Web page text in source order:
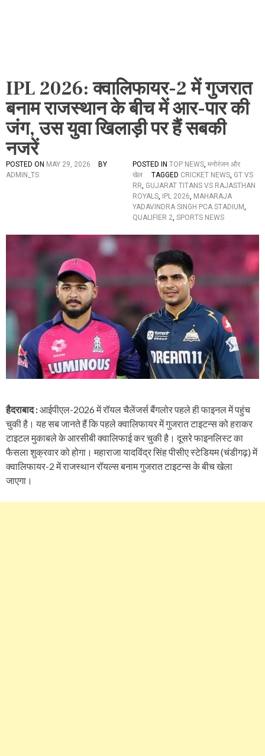
IPL 2026: क्वालिफायर-2 में गुजरात
बनाम राजस्थान के बीच में आर-पार की
जंग, उस युवा खिलाड़ी पर हैं सबकी
नजरें
POSTED ON MAY 29, 2026
BY
ADMIN_TS
POSTED IN TOP NEWS, मनोरंजन और
खेल
TAGGED CRICKET NEWS, GT VS
RR, GUJARAT TITANS VS RAJASTHAN
ROYALS, IPL 2026, MAHARAJA
YADAVINDRA SINGH PCA STADIUM,
QUALIFIER 2, SPORTS NEWS
हैदराबाद :आईपीएल-2026 में रॉयल चैलेंजर्स बैंगलोर पहले ही फाइनल में पहुंच
चुकी है। यह सब जानते हैं कि पहले क्वालिफायर में गुजरात टाइटन्स को हराकर
टाइटल मुकाबले के आरसीबी क्वालिफाई कर चुकी है। दूसरे फाइनलिस्ट का
फैसला शुक्रवार को होगा। महाराजा यादविंद्र सिंह पीसीए स्टेडियम (चंडीगढ़) में
क्वालिफायर-2 में राजस्थान रॉयल्स बनाम गुजरात टाइटन्स के बीच खेला
जाएगा।